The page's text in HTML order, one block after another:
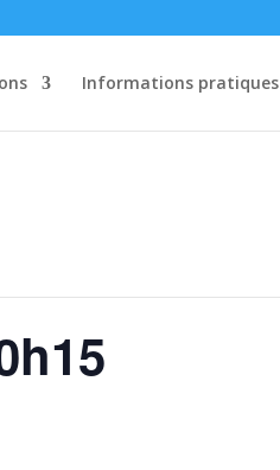
Informations pratiques